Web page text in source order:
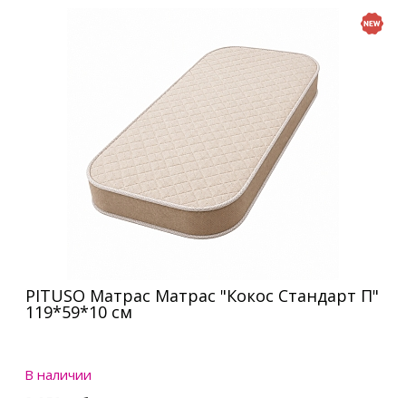
PITUSO Матрас Матрас "Кокос Стандарт П"
119*59*10 см
В наличии